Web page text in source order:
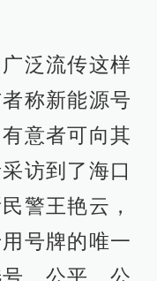
泛流传这样
称新能源号
意者可向其
访到了海口
警王艳云，
号牌的唯一